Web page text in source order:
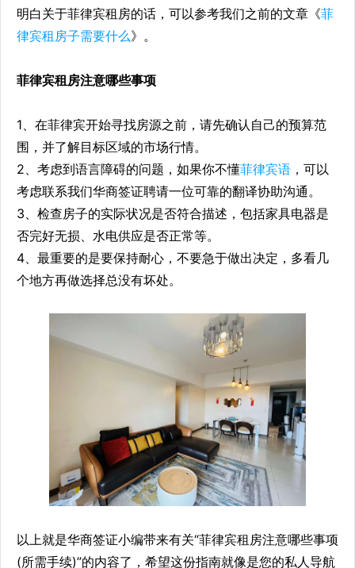
明白关于菲律宾租房的话，可以参考我们之前的文章《菲
律宾租房子需要什么》。
菲律宾租房注意哪些事项
1、在菲律宾开始寻找房源之前，请先确认自己的预算范
围，并了解目标区域的市场行情。
2、考虑到语言障碍的问题，如果你不懂菲律宾语 ，可以
考虑联系我们华商签证聘请一位可靠的翻译协助沟通。
3、检查房子的实际状况是否符合描述，包括家具电器是
否完好无损、水电供应是否正常等。
4、最重要的是要保持耐心，不要急于做出决定，多看几
个地方再做选择总没有坏处。
以上就是华商签证小编带来有关“菲律宾租房注意哪些事项
(所需手续)”的内容了，希望这份指南就像是您的私人导航